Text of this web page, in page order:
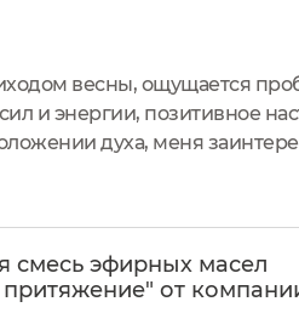
весны, ощущается
и энергии, позитивное
духа, меня
смесь эфирных масел
притяжение" от